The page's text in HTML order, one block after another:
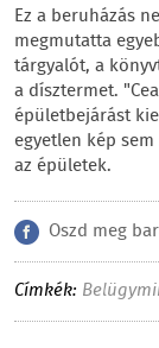
Ez a beruházás
megmutatta
tárgyalót, a
a dísztermet.
épületbejárást
egyetlen kép
az épületek.
Oszd meg
Címkék: